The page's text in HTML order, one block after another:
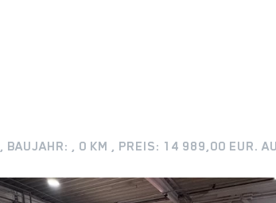
BAUJAHR: , 0 KM , PREIS: 14 989,00 EUR.